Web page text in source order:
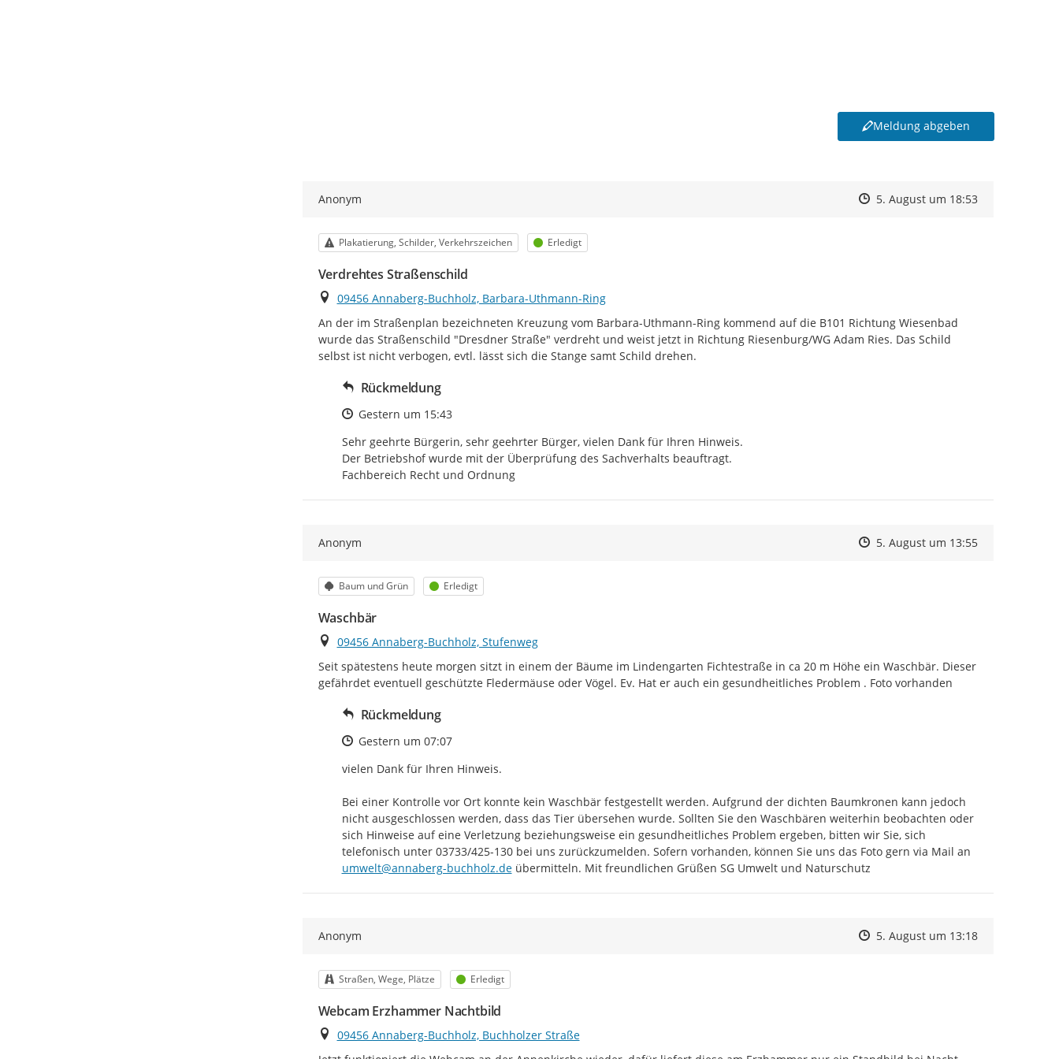
Meldung abgeben
Anonym Zeitpunkt des Erstellens
Zeitpunkt des Erstellens
5. August um 18:53Zur Äußerung
Kategorie
Plakatierung, Schilder, Verkehrszeichen Status
Erledigt
Verdrehtes Straßenschild
Ort
09456 Annaberg-Buchholz, Barbara-Uthmann-Ring
An der im Straßenplan bezeichneten Kreuzung vom Barbara-Uthmann-Ring kommend auf die B101 Richtung Wiesenbad
wurde das Straßenschild "Dresdner Straße" verdreht und weist jetzt in Richtung Riesenburg/WG Adam Ries. Das Schild
selbst ist nicht verbogen, evtl. lässt sich die Stange samt Schild drehen.
Rückmeldung
Zeitpunkt des Erstellens
Gestern um 15:43
Sehr geehrte Bürgerin, sehr geehrter Bürger, vielen Dank für Ihren Hinweis.
Der Betriebshof wurde mit der Überprüfung des Sachverhalts beauftragt.
Fachbereich Recht und Ordnung
Anonym Zeitpunkt des Erstellens
Zeitpunkt des Erstellens
5. August um 13:55Zur Äußerung
Kategorie
Baum und Grün Status
Erledigt
Waschbär
Ort
09456 Annaberg-Buchholz, Stufenweg
Seit spätestens heute morgen sitzt in einem der Bäume im Lindengarten Fichtestraße in ca 20 m Höhe ein Waschbär. Dieser
gefährdet eventuell geschützte Fledermäuse oder Vögel. Ev. Hat er auch ein gesundheitliches Problem . Foto vorhanden
Rückmeldung
Zeitpunkt des Erstellens
Gestern um 07:07
vielen Dank für Ihren Hinweis.
Bei einer Kontrolle vor Ort konnte kein Waschbär festgestellt werden. Aufgrund der dichten Baumkronen kann jedoch
nicht ausgeschlossen werden, dass das Tier übersehen wurde. Sollten Sie den Waschbären weiterhin beobachten oder
sich Hinweise auf eine Verletzung beziehungsweise ein gesundheitliches Problem ergeben, bitten wir Sie, sich
umwelt@annaberg-buchholz.de übermitteln. Mit freundlichen Grüßen SG Umwelt und Naturschutz
Anonym Zeitpunkt des Erstellens
Zeitpunkt des Erstellens
5. August um 13:18Zur Äußerung
Kategorie
Straßen, Wege, Plätze Status
Erledigt
Webcam Erzhammer Nachtbild
Ort
09456 Annaberg-Buchholz, Buchholzer Straße